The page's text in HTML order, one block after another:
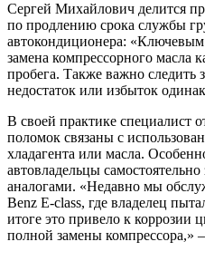
Сергей Михайлович делится
по продлению срока службы
автокондиционера: «Ключевым
замена компрессорного масла
пробега. Также важно следить
недостаток или избыток
В своей практике специалист
поломок связаны с
хладагента или масла.
автовладельцы
аналогами. «Недавно мы
Benz E-class, где владелец
итоге это привело к коррозии
полной замены компрессора,» –